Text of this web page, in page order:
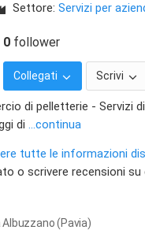
Settore: Servizi per
0 follower
Collegati Scrivi
di pelletterie - Servizi
di ...continua
tutte le informazioni
o scrivere recensioni su
Albuzzano (Pavia)